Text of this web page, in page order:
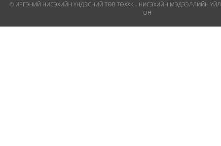
© ИРГЭНИЙ НИСЭХИЙН ҮНДЭСНИЙ ТӨВ ТӨХХК - НИСЭХИЙН МЭДЭЭЛЛИЙН
ОН